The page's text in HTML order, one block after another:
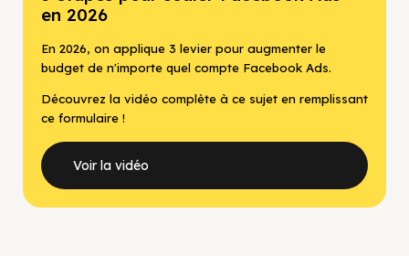
en 2026
En 2026, on applique 3 levier pour augmenter le
budget de n'importe quel compte Facebook Ads.
Découvrez la vidéo complète à ce sujet en remplissant
ce formulaire !
Voir la vidéo